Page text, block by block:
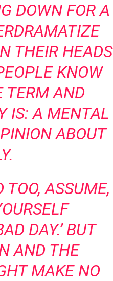
DOWN FOR A
THEIR HEADS
KNOW
TERM AND
IS: A MENTAL
ABOUT
ASSUME,
DAY.’ BUT
AND THE
MAKE NO